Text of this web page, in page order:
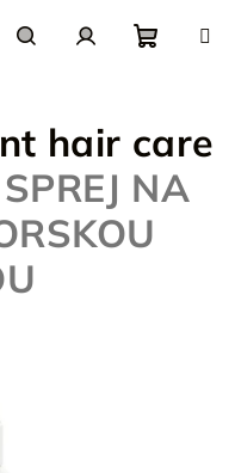
košík
hair care
NA